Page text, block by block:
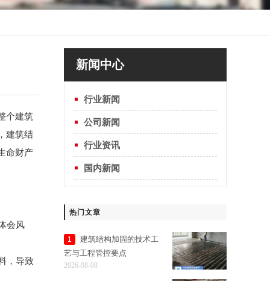
个建筑
建筑结
命财产
会风
，导致
新闻中心
行业新闻
公司新闻
行业资讯
国内新闻
热门文章
1
建筑结构加固的技术工
艺与工程管控要点
2026-08-08